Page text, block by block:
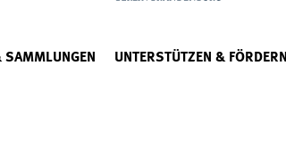
SAMMLUNGEN UNTERSTÜTZEN & FÖRDERN